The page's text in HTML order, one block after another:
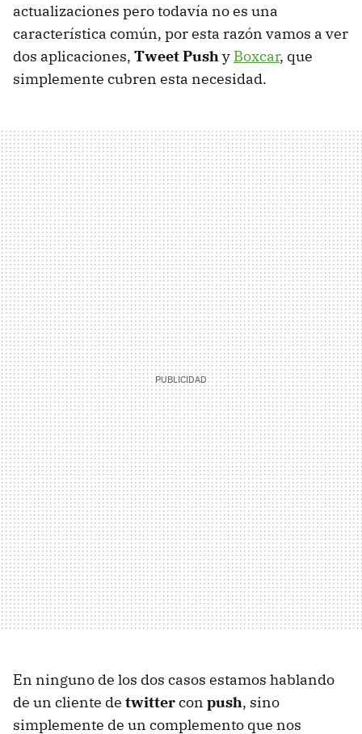
actualizaciones pero todavía no es una
característica común, por esta razón vamos a ver
dos aplicaciones, Tweet Push y Boxcar, que
simplemente cubren esta necesidad.
En ninguno de los dos casos estamos hablando
de un cliente de twittercon push, sino
simplemente de un complemento que nos